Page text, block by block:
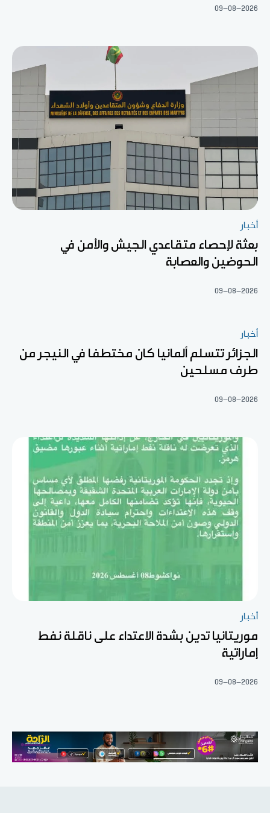
09-08-2026
أخبار
بعثة لإحصاء متقاعدي الجيش والأمن في
الحوضين والعصابة
09-08-2026
أخبار
الجزائر تتسلم ألمانيا كان مختطفا في النيجر من
طرف مسلحين
09-08-2026
أخبار
موريتانيا تدين بشدة الاعتداء على ناقلة نفط
إماراتية
09-08-2026